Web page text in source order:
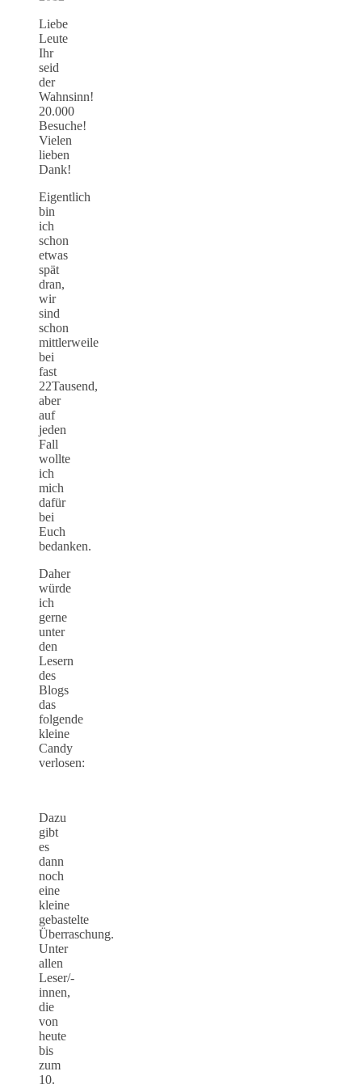
Liebe
Leute
Ihr
seid
der
Wahnsinn!
20.000
Besuche!
Vielen
lieben
Dank!
Eigentlich
bin
ich
schon
etwas
spät
dran,
wir
sind
schon
mittlerweile
bei
fast
22Tausend,
aber
auf
jeden
Fall
wollte
ich
mich
dafür
bei
Euch
bedanken.
Daher
würde
ich
gerne
unter
den
Lesern
des
Blogs
das
folgende
kleine
Candy
verlosen:
Dazu
gibt
es
dann
noch
eine
kleine
gebastelte
Überraschung.
Unter
allen
Leser/-
innen,
die
von
heute
bis
zum
10.